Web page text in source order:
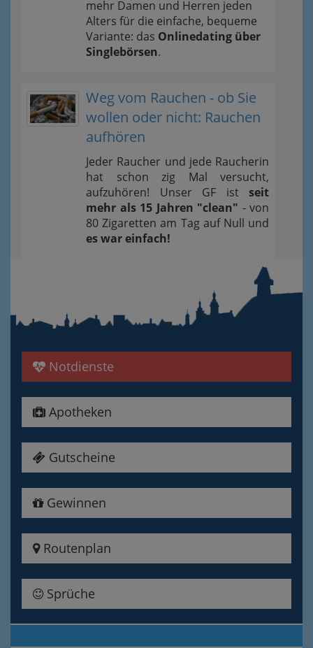
mehr Damen und Herren jeden
Alters für die einfache, bequeme
Variante: das Onlinedating über
Singlebörsen.
Weg vom Rauchen - ob Sie
wollen oder nicht: Rauchen
aufhören
Jeder Raucher und jede Raucherin
hat schon zig Mal versucht,
aufzuhören! Unser GF ist seit
mehr als 15 Jahren "clean" - von
80 Zigaretten am Tag auf Null und
es war einfach!
Notdienste
Apotheken
Gutscheine
Gewinnen
Routenplan
Sprüche